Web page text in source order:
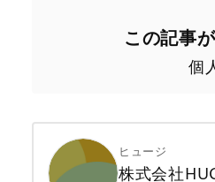
この記事
個
ヒュージ
株式会社